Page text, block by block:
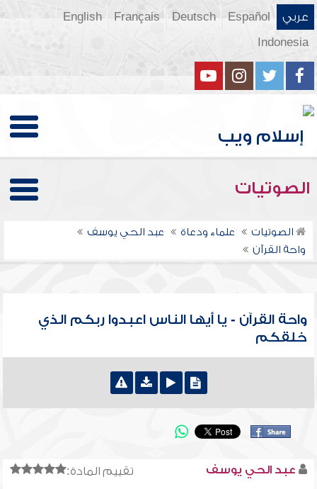
عربي Español
Deutsch
Français
English
Indonesia
الصوتيات
الصوتيات علماء ودعاة
عبد الحي يوسف
واحة القرآن
واحة القرآن - يا أيها الناس اعبدوا ربكم الذي
خلقكم
تقييم المادة: عبد الحي يوسف